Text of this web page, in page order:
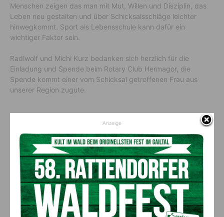
Menschen zeigen das man mit Mut, Willen und Disziplin, das
Leben neu gestalten und über Schicksalsschläge leichter
hinwegkommt. Sport als Lebensschule kann dafür ein
wichtiger Faktor sein.
Radlwolf und Michi Kurz bedanken sich herzlich für die
Einladung und Spende beim Rotary Club Hermagor, die
Spende kommt einer vom Schicksal getroffenen Frau aus
unserer Region zugute.
Vorheriger Artikel
a.o. Univ.-Prof. Dr. Herbert
Augustin, MBA ist neuer
Primarius der Abteilung für
Urologie am Klinikum
Klagenfurt
Nächster Artikel
Aktion bei Moden Stattmann!
Anzeige